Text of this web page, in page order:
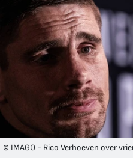
© IMAGO - Rico Verhoeven over